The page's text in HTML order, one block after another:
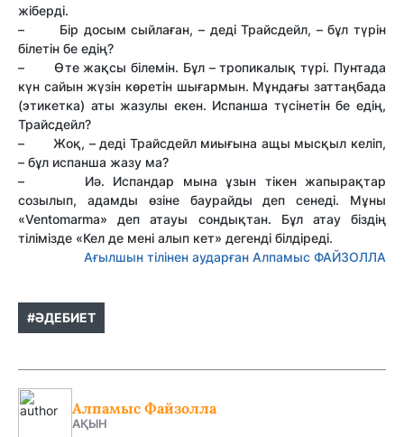
жіберді.
– Бір досым сыйлаған, – деді Трайсдейл, – бұл түрін
білетін бе едің?
– Өте жақсы білемін. Бұл – тропикалық түрі. Пунтада
күн сайын жүзін көретін шығармын. Мұндағы заттаңбада
(этикетка) аты жазулы екен. Испанша түсінетін бе едің,
Трайсдейл?
– Жоқ, – деді Трайсдейл миығына ащы мысқыл келіп,
– бұл испанша жазу ма?
– Иә. Испандар мына ұзын тікен жапырақтар
созылып, адамды өзіне баурайды деп сенеді. Мұны
«Ventomarma» деп атауы сондықтан. Бұл атау біздің
тілімізде «Кел де мені алып кет» дегенді білдіреді.
Ағылшын тілінен аударған Алпамыс ФАЙЗОЛЛА
#ӘДЕБИЕТ
Алпамыс Файзолла
АҚЫН